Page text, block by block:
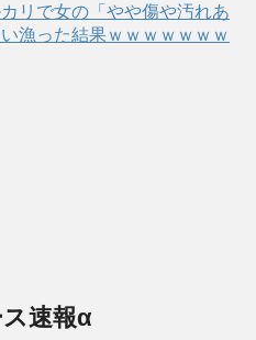
カリで女の「やや傷や汚れあ
漁った結果ｗｗｗｗｗｗｗ
速報α